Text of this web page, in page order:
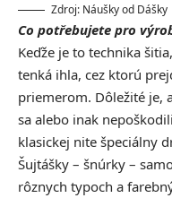
Zdroj: Náušky od Dášky
Co potřebujete pro
Keďže je to technika
tenká ihla, cez ktorú
priemerom. Dôležité je,
sa alebo inak
klasickej nite špeciálny
Šujtášky – šnúrky –
rôznych typoch a